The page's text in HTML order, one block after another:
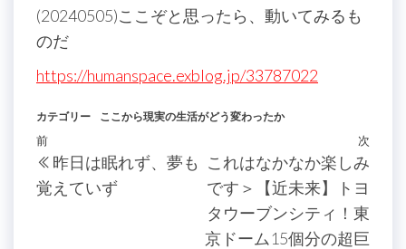
(20240505)ここぞと思ったら、動いてみるも
のだ
https://humanspace.exblog.jp/33787022
カテゴリー ここから現実の生活がどう変わったか
投
稿
ナ
過
去
の
前
昨日は眠れず、夢も
覚えていず
次
次
これはなかなか楽しみ
です＞【近未来】トヨ
タウーブンシティ！東
京ドーム15個分の超巨